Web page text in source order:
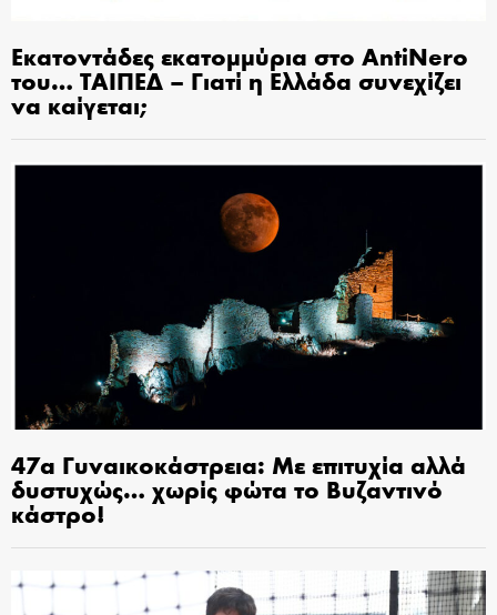
Εκατοντάδες εκατομμύρια στο AntiNero
του… ΤΑΙΠΕΔ – Γιατί η Ελλάδα συνεχίζει
να καίγεται;
47α Γυναικοκάστρεια: Με επιτυχία αλλά
δυστυχώς… χωρίς φώτα το Βυζαντινό
κάστρο!